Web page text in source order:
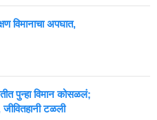
विमानाचा अपघात,
पुन्हा विमान कोसळलं;
टळली